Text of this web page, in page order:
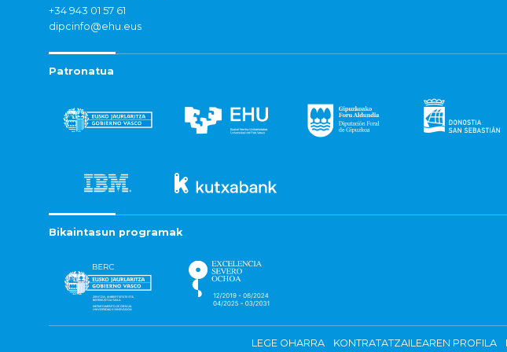
+34 943 01 57 61
dipcinfo@ehu.eus
Patronatua
Bikaintasun programak
LEGE OHARRA KONTRATATZAILEAREN PROFILA